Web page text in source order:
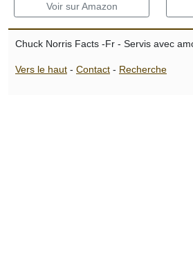
Voir sur Amazon
Chuck Norris Facts -Fr - Servis avec
Vers le haut - Contact - Recherche